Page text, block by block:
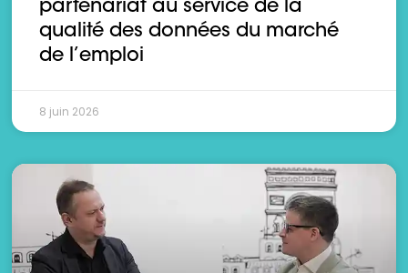
partenariat au service de la
qualité des données du marché
de l’emploi
8 juin 2026